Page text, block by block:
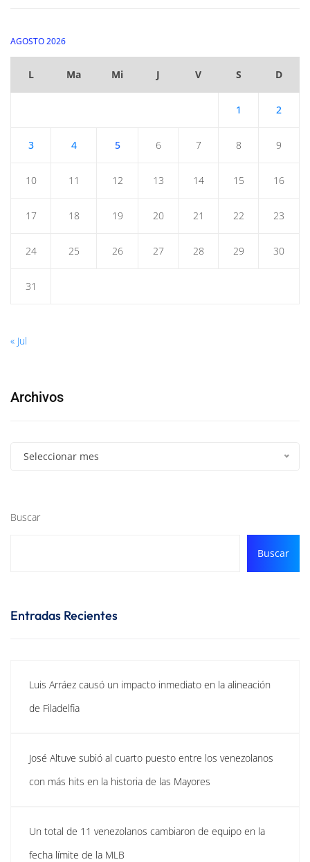
AGOSTO 2026
L Ma Mi J V S D
1 2
3 4 5 6 7 8 9
10 11 12 13 14 15 16
17 18 19 20 21 22 23
24 25 26 27 28 29 30
31
« Jul
Archivos
Seleccionar mes
Buscar
Buscar
Entradas Recientes
Luis Arráez causó un impacto inmediato en la alineación
de Filadelfia
José Altuve subió al cuarto puesto entre los venezolanos
con más hits en la historia de las Mayores
Un total de 11 venezolanos cambiaron de equipo en la
fecha límite de la MLB